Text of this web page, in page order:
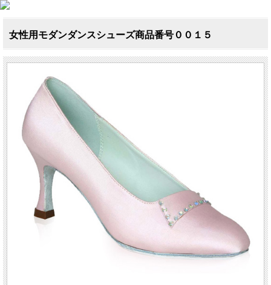
女性用モダンダンスシューズ商品番号００１５